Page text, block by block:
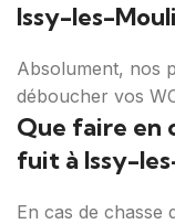
Issy-les-
Absolument, nos
déboucher vos
Que faire en
fuit à Issy-
En cas de chasse